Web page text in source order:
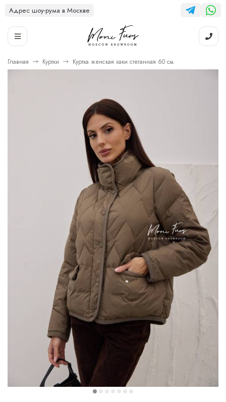
Адрес шоу-рума в Москве
Главная Куртки Куртка женская хаки стеганная 60 см.